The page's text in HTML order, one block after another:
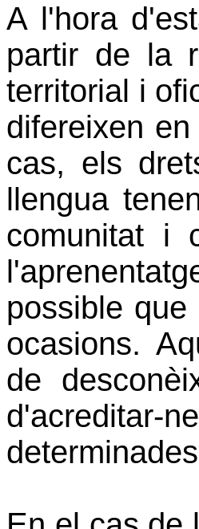
A l'hora
partir de la
territorial i
difereixen
cas, els
llengua
comunitat i
possible
ocasions.
de